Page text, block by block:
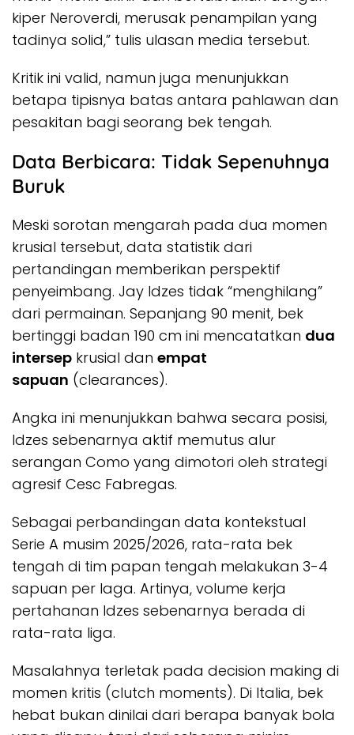
kiper Neroverdi, merusak penampilan yang
tadinya solid,” tulis ulasan media tersebut.
Kritik ini valid, namun juga menunjukkan
betapa tipisnya batas antara pahlawan dan
pesakitan bagi seorang bek tengah.
Data Berbicara: Tidak Sepenuhnya
Buruk
Meski sorotan mengarah pada dua momen
krusial tersebut, data statistik dari
pertandingan memberikan perspektif
penyeimbang. Jay Idzes tidak “menghilang”
dari permainan. Sepanjang 90 menit, bek
bertinggi badan 190 cm ini mencatatkan dua
intersep krusial dan empat
sapuan (clearances).
Angka ini menunjukkan bahwa secara posisi,
Idzes sebenarnya aktif memutus alur
serangan Como yang dimotori oleh strategi
agresif Cesc Fabregas.
Sebagai perbandingan data kontekstual
Serie A musim 2025/2026, rata-rata bek
tengah di tim papan tengah melakukan 3-4
sapuan per laga. Artinya, volume kerja
pertahanan Idzes sebenarnya berada di
rata-rata liga.
Masalahnya terletak pada decision making di
momen kritis (clutch moments). Di Italia, bek
hebat bukan dinilai dari berapa banyak bola